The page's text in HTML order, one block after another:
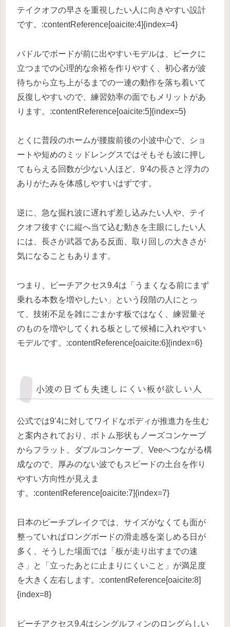
テイクオフの早さを重視したい人に向きやすい設計
です。:contentReference[oaicite:4]{index=4}
パドルでボードが前に出やすいモデルは、ピークに
立つまでの心理的な余裕を作りやすく、初心者が波
待ちから立ち上がるまでの一連の動作を落ち着いて
反復しやすいので、練習効率の面でもメリットがあ
ります。:contentReference[oaicite:5]{index=5}
とくに普段のホームが腰腹前後の小波中心で、ショ
ートや短めのミッドレングスではそもそも波に押し
てもらえる回数が少ない人ほど、9’4の長さと浮力の
ありがたみを体感しやすいはずです。
逆に、急な掘れ波に遅れず差し込みたい人や、テイ
クオフ後すぐに縦へ当て込む動きを主眼にしたい人
には、長さが武器である反面、取り回しの大きさが
気になることもあります。
つまり、ビーチアクセス9.4は「うまくなる前にまず
乗れる本数を増やしたい」という段階の人にとっ
て、技術不足を雑にごまかす板ではなく、練習量そ
のものを増やしてくれる板として候補に入れやすい
モデルです。:contentReference[oaicite:6]{index=6}
小波の日でも失速しにくい板が欲しい人
公式では9’4に対してワイドなボディが推進力を生む
と案内されており、ボトム形状もノーズコンケーブ
からフラット、ダブルコンケーブ、Veeへつながる構
成なので、厚みのない波でもスピードの土台を作り
やすい方向性が見えま
す。:contentReference[oaicite:7]{index=7}
日本のビーチブレイクでは、サイズがなくても面が
整っていればロングボードの滑走感を楽しめる日が
多く、そうした場面では「板が走り出すまでの速
さ」と「立ったあとに止まりにくいこと」が満足度
を大きく左右します。:contentReference[oaicite:8]
{index=8}
ビーチアクセス9.4はシングルフィンのロングらしい